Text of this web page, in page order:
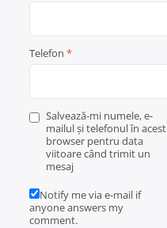
Telefon *
Salvează-mi numele, e-
mailul și telefonul în acest
browser pentru data
viitoare când trimit un
mesaj
Notify me via e-mail if
anyone answers my
comment.